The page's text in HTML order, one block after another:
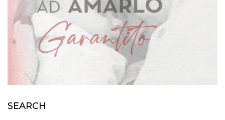
SEARCH